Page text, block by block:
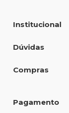
Institucional
Dúvidas
Compras
Pagamento